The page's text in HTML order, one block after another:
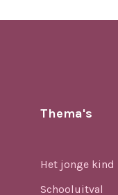
Thema's
Het jonge kind
Schooluitval